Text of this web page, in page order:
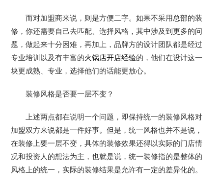
而对加盟商来说，则是方便二字。如果不采用总部的装
修，你还需要自己去匹配、选择风格，其中涉及到更多的问
题，做起来十分困难，再加上，品牌方的设计团队都是经过
专业培训以及有丰富的火锅店开店经验的，他们在设计这一
块更成熟、专业，选择他们的话能更放心。
装修风格是否要一层不变？
上述两点都在说明一个问题，即保持统一的装修风格对
加盟双方来说都是一件好事。但是，统一风格也并不是说，
在装修上要一层不变，具体的装修效果还得以实际的门店情
况和投资人的想法为主，也就是说，统一装修指的是整体的
风格上的统一，实际的装修结果是允许有一定的差异化的。